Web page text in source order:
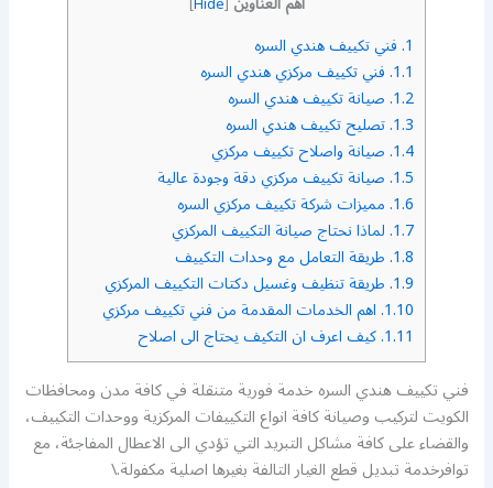
1. فني تكييف هندي السره
1.1. فني تكييف مركزي هندي السره
1.2. صيانة تكييف هندي السره
1.3. تصليح تكييف هندي السره
1.4. صيانة واصلاح تكييف مركزي
1.5. صيانة تكييف مركزي دقة وجودة عالية
1.6. مميزات شركة تكييف مركزي السره
1.7. لماذا نحتاج صيانة التكييف المركزي
1.8. طريقة التعامل مع وحدات التكييف
1.9. طريقة تنظيف وغسيل دكتات التكييف المركزي
1.10. اهم الخدمات المقدمة من فني تكييف مركزي
1.11. كيف اعرف ان التكيف يحتاج الى اصلاح
فني تكييف هندي السره خدمة فورية متنقلة في كافة مدن ومحافظات
الكويت لتركيب وصيانة كافة انواع التكييفات المركزية ووحدات التكييف،
والقضاء على كافة مشاكل التبريد التي تؤدي الى الاعطال المفاجئة، مع
توافرخدمة تبديل قطع الغيار التالفة بغيرها اصلية مكفولة.\